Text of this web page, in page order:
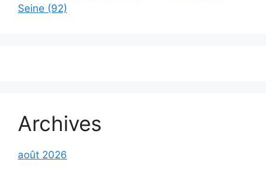
Seine (92)
Archives
août 2026